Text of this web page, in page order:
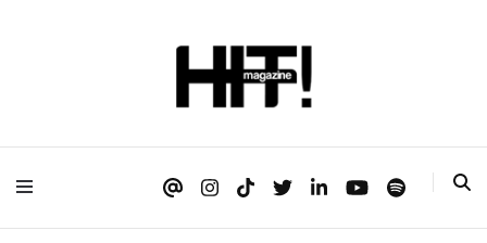
HIT!Magazine